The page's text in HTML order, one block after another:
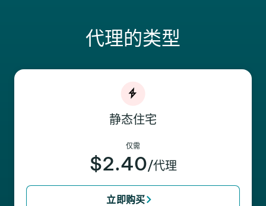
代理的类型
静态住宅
仅需
$2.40/代理
立即购买